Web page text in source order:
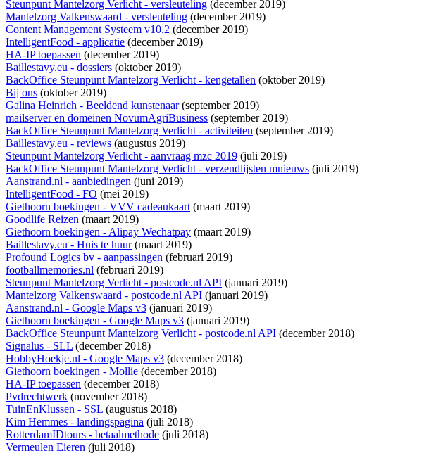
Steunpunt Mantelzorg Verlicht - versleuteling (december 2019)
Mantelzorg Valkenswaard - versleuteling (december 2019)
Content Management Systeem v10.2 (december 2019)
IntelligentFood - applicatie (december 2019)
HA-IP toepassen (december 2019)
Baillestavy.eu - dossiers (oktober 2019)
BackOffice Steunpunt Mantelzorg Verlicht - kengetallen (oktober 2019)
Bij ons (oktober 2019)
Galina Heinrich - Beeldend kunstenaar(september 2019)
mailserver en domeinen NovumAgriBusiness (september 2019)
BackOffice Steunpunt Mantelzorg Verlicht - activiteiten (september 2019)
Baillestavy.eu - reviews (augustus 2019)
Steunpunt Mantelzorg Verlicht - aanvraag mzc 2019 (juli 2019)
BackOffice Steunpunt Mantelzorg Verlicht - verzendlijsten mnieuws (juli 2019)
Aanstrand.nl - aanbiedingen (juni 2019)
IntelligentFood - FO (mei 2019)
Giethoorn boekingen - VVV cadeaukaart(maart 2019)
Goodlife Reizen (maart 2019)
Giethoorn boekingen - Alipay Wechatpay (maart 2019)
Baillestavy.eu - Huis te huur(maart 2019)
Profound Logics bv - aanpassingen (februari 2019)
footballmemories.nl (februari 2019)
Steunpunt Mantelzorg Verlicht - postcode.nl API (januari 2019)
Mantelzorg Valkenswaard - postcode.nl API (januari 2019)
Aanstrand.nl - Google Maps v3 (januari 2019)
Giethoorn boekingen - Google Maps v3 (januari 2019)
BackOffice Steunpunt Mantelzorg Verlicht - postcode.nl API (december 2018)
Signalus - SLL (december 2018)
HobbyHoekje.nl - Google Maps v3 (december 2018)
Giethoorn boekingen - Mollie (december 2018)
HA-IP toepassen (december 2018)
Pvdrechtwerk (november 2018)
TuinEnKlussen - SSL (augustus 2018)
Kim Hemmes - landingspagina (juli 2018)
RotterdamIDtours - betaalmethode (juli 2018)
Vermeulen Eieren (juli 2018)